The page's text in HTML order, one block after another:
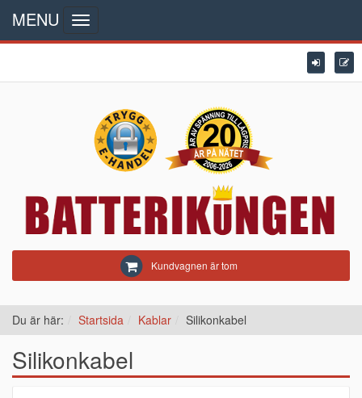
Kundvagnen är tom
MENU
Toggle
navigation
Du är här: Startsida Kablar Silikonkabel
Silikonkabel